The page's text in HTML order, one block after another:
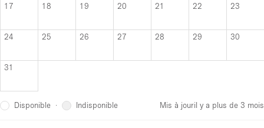
17 18 19 20 21 22 23
24 25 26 27 28 29 30
31
Disponible · Indisponible Mis à jouril y a plus de 3 mois